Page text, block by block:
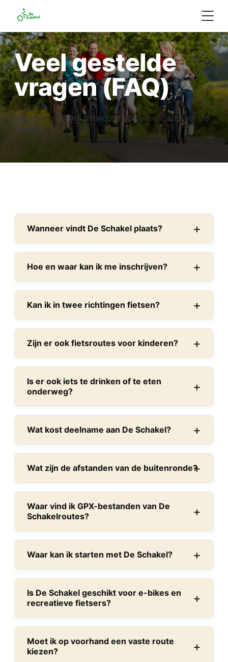
Veel gestelde
vragen (FAQ)
Vind hier snel het antwoord op uw vragen over De
Schakel.
Wanneer vindt De Schakel plaats?
Hoe en waar kan ik me inschrijven?
Kan ik in twee richtingen fietsen?
Zijn er ook fietsroutes voor kinderen?
Is er ook iets te drinken of te eten
onderweg?
Wat kost deelname aan De Schakel?
Wat zijn de afstanden van de buitenronde?
Waar vind ik GPX-bestanden van De
Schakelroutes?
Waar kan ik starten met De Schakel?
Is De Schakel geschikt voor e-bikes en
recreatieve fietsers?
Moet ik op voorhand een vaste route
kiezen?